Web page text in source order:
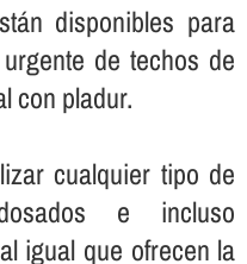
disponibles para
de techos de
con pladur.
cualquier tipo de
e incluso
igual que ofrecen la